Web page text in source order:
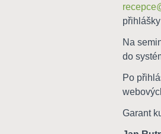
Na
do
Po
Garant